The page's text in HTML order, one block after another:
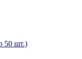
50 шт.)